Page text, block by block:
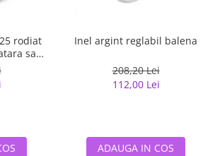
rodiat
sau
Inel argint reglabil balena
208,20 Lei
112,00 Lei
ADAUGA IN COS